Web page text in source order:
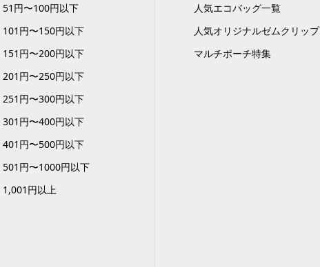
51円〜100円以下
101円〜150円以下
151円〜200円以下
201円〜250円以下
251円〜300円以下
301円〜400円以下
401円〜500円以下
501円〜1000円以下
1,001円以上
人気エコバッグ一覧
人気オリジナルゼムクリップ
マルチポーチ特集